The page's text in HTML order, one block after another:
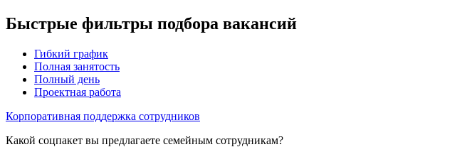
Быстрые фильтры подбора вакансий
Гибкий график
Полная занятость
Полный день
Проектная работа
Корпоративная поддержка сотрудников
Какой соцпакет вы предлагаете семейным сотрудникам?